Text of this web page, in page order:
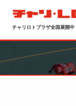
チャリロトプラザ全国展開中